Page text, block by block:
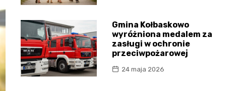
Gmina Kołbaskowo
wyróżniona medalem za
zasługi w ochronie
przeciwpożarowej
24 maja 2026